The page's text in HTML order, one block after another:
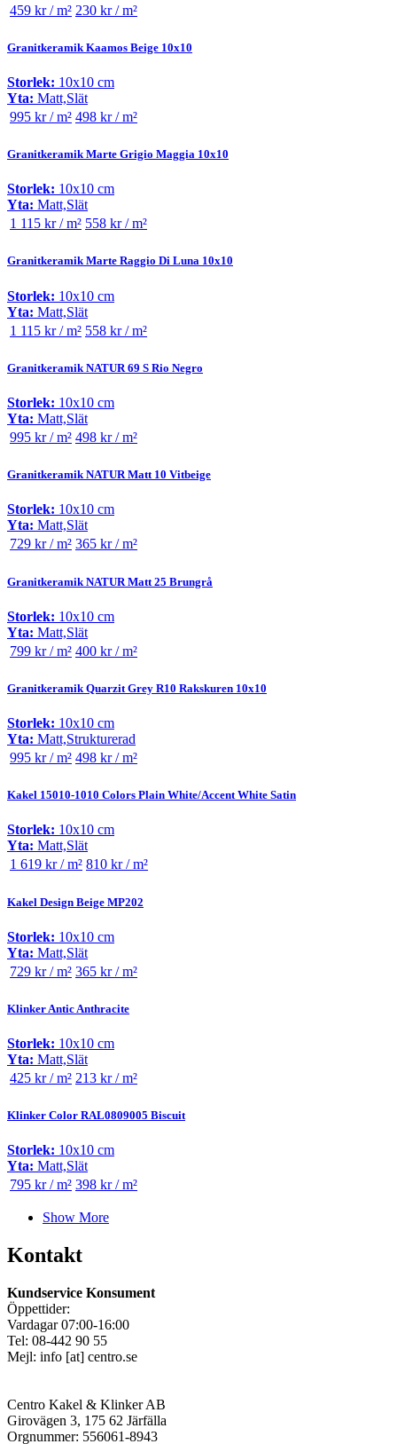
459 kr / m² 230 kr / m²
Granitkeramik Kaamos Beige 10x10
Storlek: 10x10 cm
Yta: Matt,Slät
995 kr / m² 498 kr / m²
Granitkeramik Marte Grigio Maggia 10x10
Storlek: 10x10 cm
Yta: Matt,Slät
1 115 kr / m² 558 kr / m²
Granitkeramik Marte Raggio Di Luna 10x10
Storlek: 10x10 cm
Yta: Matt,Slät
1 115 kr / m² 558 kr / m²
Granitkeramik NATUR 69 S Rio Negro
Storlek: 10x10 cm
Yta: Matt,Slät
995 kr / m² 498 kr / m²
Granitkeramik NATUR Matt 10 Vitbeige
Storlek: 10x10 cm
Yta: Matt,Slät
729 kr / m² 365 kr / m²
Granitkeramik NATUR Matt 25 Brungrå
Storlek: 10x10 cm
Yta: Matt,Slät
799 kr / m² 400 kr / m²
Granitkeramik Quarzit Grey R10 Rakskuren 10x10
Storlek: 10x10 cm
Yta: Matt,Strukturerad
995 kr / m² 498 kr / m²
Kakel 15010-1010 Colors Plain White/Accent White Satin
Storlek: 10x10 cm
Yta: Matt,Slät
1 619 kr / m² 810 kr / m²
Kakel Design Beige MP202
Storlek: 10x10 cm
Yta: Matt,Slät
729 kr / m² 365 kr / m²
Klinker Antic Anthracite
Storlek: 10x10 cm
Yta: Matt,Slät
425 kr / m² 213 kr / m²
Klinker Color RAL0809005 Biscuit
Storlek: 10x10 cm
Yta: Matt,Slät
795 kr / m² 398 kr / m²
Show More
Kontakt
Kundservice Konsument
Öppettider:
Vardagar 07:00-16:00
Tel: 08-442 90 55
Mejl: info [at] centro.se
Centro Kakel & Klinker AB
Girovägen 3, 175 62 Järfälla
Orgnummer: 556061-8943